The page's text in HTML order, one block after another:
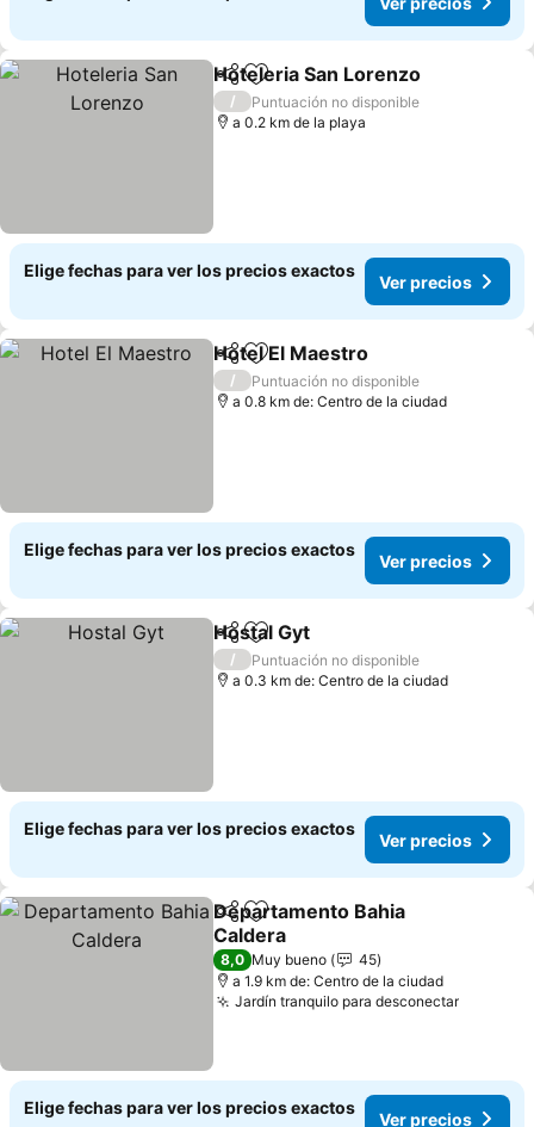
CompartirAgregar a favoritos
Hoteleria San Lorenzo
/
Puntuación no disponible
a 0.2 km de la playa
Elige fechas para ver los precios exactos
Ver precios
CompartirAgregar a favoritos
Hotel El Maestro
/
Puntuación no disponible
a 0.8 km de: Centro de la ciudad
Elige fechas para ver los precios exactos
Ver precios
CompartirAgregar a favoritos
Hostal Gyt
/
Puntuación no disponible
a 0.3 km de: Centro de la ciudad
Elige fechas para ver los precios exactos
Ver precios
CompartirAgregar a favoritos
Departamento Bahia
Caldera
8,0 Muy bueno
45
a 1.9 km de: Centro de la ciudad
Jardín tranquilo para desconectar
Elige fechas para ver los precios exactos
Ver precios